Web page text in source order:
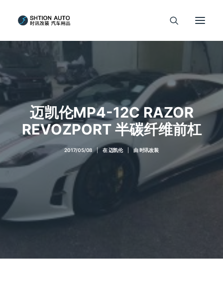
迈凯伦MP4-12C RAZOR
REVOZPORT 半碳纤维前杠
2017/05/08 | 在迈凯伦 由时讯改装